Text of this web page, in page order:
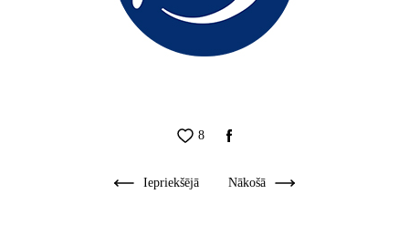
8
Iepriekšējā Nākošā